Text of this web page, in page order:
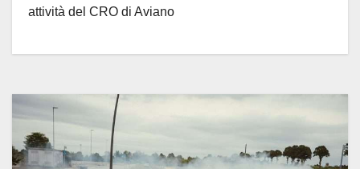
attività del CRO di Aviano